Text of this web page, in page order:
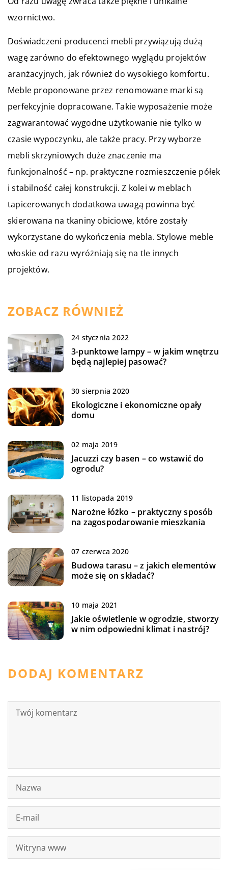
wzornictwo.
Doświadczeni producenci mebli przywiązują dużą
wagę zarówno do efektownego wyglądu projektów
aranżacyjnych, jak również do wysokiego komfortu.
Meble proponowane przez renomowane marki są
perfekcyjnie dopracowane. Takie wyposażenie może
zagwarantować wygodne użytkowanie nie tylko w
czasie wypoczynku, ale także pracy. Przy wyborze
mebli skrzyniowych duże znaczenie ma
funkcjonalność – np. praktyczne rozmieszczenie półek
i stabilność całej konstrukcji. Z kolei w meblach
tapicerowanych dodatkowa uwagą powinna być
skierowana na tkaniny obiciowe, które zostały
wykorzystane do wykończenia mebla. Stylowe meble
włoskie od razu wyróżniają się na tle innych
projektów.
ZOBACZ RÓWNIEŻ
24 stycznia 2022
3-punktowe lampy – w jakim wnętrzu
będą najlepiej pasować?
30 sierpnia 2020
Ekologiczne i ekonomiczne opały
domu
02 maja 2019
Jacuzzi czy basen – co wstawić do
ogrodu?
11 listopada 2019
Narożne łóżko – praktyczny sposób
na zagospodarowanie mieszkania
07 czerwca 2020
Budowa tarasu – z jakich elementów
może się on składać?
10 maja 2021
Jakie oświetlenie w ogrodzie, stworzy
w nim odpowiedni klimat i nastrój?
DODAJ KOMENTARZ